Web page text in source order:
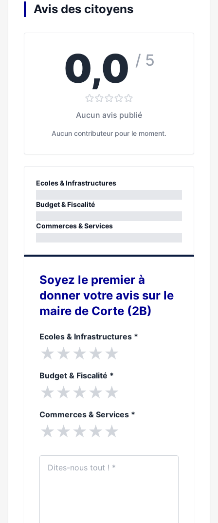
Avis des citoyens
0,0 / 5
Aucun avis publié
Aucun contributeur pour le moment.
Ecoles & Infrastructures
0%
Budget & Fiscalité
0%
Commerces & Services
Soyez le premier à
donner votre avis sur le
maire de Corte (2B)
Ecoles & Infrastructures *
★★★★★
Budget & Fiscalité *
★★★★★
Commerces & Services *
★★★★★